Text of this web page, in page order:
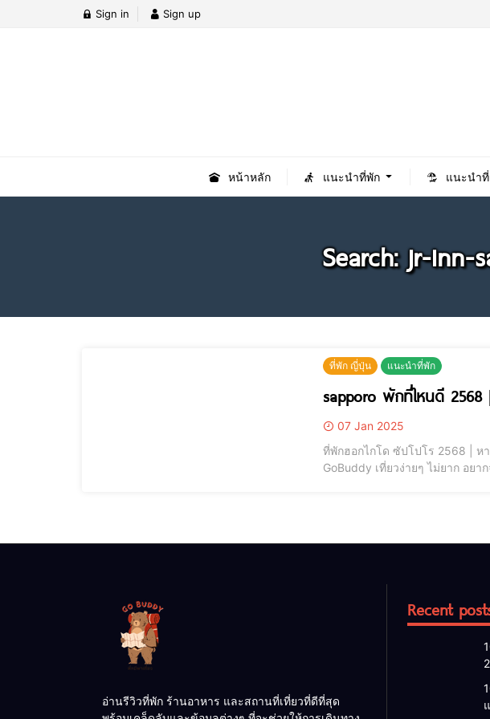
Sign in Sign up
หน้าหลัก แนะนำที่พัก แนะนำที่
Search: jr-inn-
ที่พัก ญี่ปุ่น แนะนำที่พัก
07 Jan 2025
ที่พักฮอกไกโด ซัปโปโร 2568 | ห
GoBuddy เที่ยวง่ายๆ ไม่ยาก อย
อ่านรีวิวที่พัก ร้านอาหาร และสถานที่เที่ยวที่ดีที่สุด
Recent